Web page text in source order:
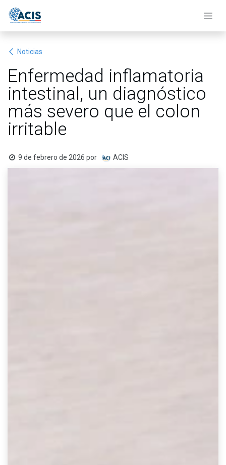
Noticias
Enfermedad inflamatoria
intestinal, un diagnóstico
más severo que el colon
irritable
9 de febrero de 2026 por ACIS